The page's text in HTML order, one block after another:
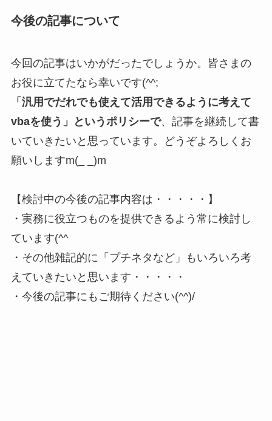
今後の記事について
今回の記事はいかがだったでしょうか。皆さまの
お役に立てたなら幸いです(^^;
「汎用でだれでも使えて活用できるように考えて
vbaを使う」というポリシーで、記事を継続して書
いていきたいと思っています。どうぞよろしくお
願いしますm(_ _)m
【検討中の今後の記事内容は・・・・・】
・実務に役立つものを提供できるよう常に検討し
ています(^^ゞ
・その他雑記的に「プチネタなど」もいろいろ考
えていきたいと思います・・・・・
・今後の記事にもご期待ください(^^)/